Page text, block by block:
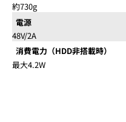
約730g
電源
48V/2A
消費電力（HDD非搭載時）
最大4.2W